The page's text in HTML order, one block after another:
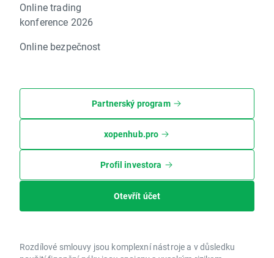
Online trading
konference 2026
Online bezpečnost
Partnerský program
xopenhub.pro
Profil investora
Otevřít účet
Rozdílové smlouvy jsou komplexní nástroje a v důsledku